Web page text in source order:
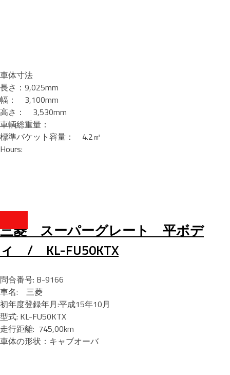
車体寸法
長さ：9,025mm
幅： 3,100mm
高さ： 3,530mm
車輌総重量：
標準バケット容量： 4.2㎥
Hours:
三菱 スーパーグレート 平ボデ
ィ / KL-FU50KTX
問合番号: B-9166
車名: 三菱
初年度登録年月:平成15年10月
型式: KL-FU50KTX
走行距離: 745,00km
車体の形状：キャブオーバ